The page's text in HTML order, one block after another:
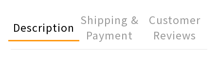
Description
Shipping &
Payment
Customer
Reviews